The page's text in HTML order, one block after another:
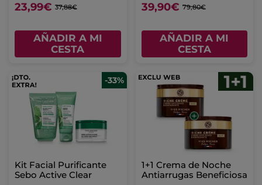
23,99€ 37,88€
AÑADIR A MI
CESTA
39,90€ 79,80€
AÑADIR A MI
CESTA
-33%
Kit Facial Purificante
Sebo Active Clear
1+1 Crema de Noche
Antiarrugas Beneficiosa